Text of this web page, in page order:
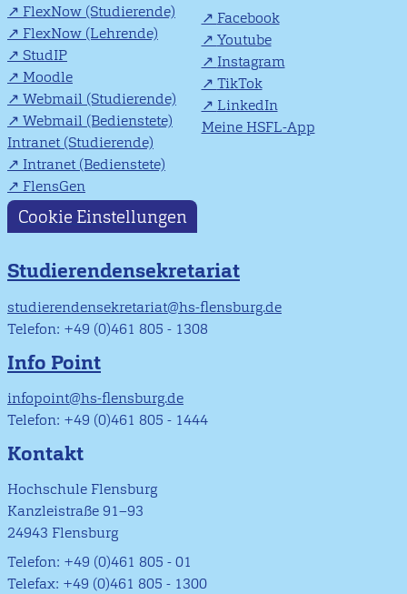
FlexNow (Studierende)
FlexNow (Lehrende)
StudIP
Moodle
Webmail (Studierende)
Webmail (Bedienstete)
Intranet (Studierende)
Intranet (Bedienstete)
FlensGen
Facebook
Youtube
Instagram
TikTok
LinkedIn
Meine HSFL-App
Cookie Einstellungen
Studierendensekretariat
studierendensekretariat@hs-flensburg.de
Telefon: +49 (0)461 805 - 1308
Info Point
infopoint@hs-flensburg.de
Telefon: +49 (0)461 805 - 1444
Kontakt
Hochschule Flensburg
Kanzleistraße 91–93
24943 Flensburg
Telefon: +49 (0)461 805 - 01
Telefax: +49 (0)461 805 - 1300